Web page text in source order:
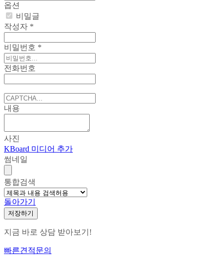
옵션
비밀글
작성자 *
비밀번호 *
전화번호
내용
사진
KBoard 미디어 추가
썸네일
통합검색
돌아가기
저장하기
지금 바로 상담 받아보기!
빠른견적문의